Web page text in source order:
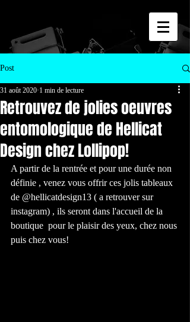
Post
Retrouvez de jolies oeuvres
entomologique de Hellicat
Design chez Lollipop!
31 août 2020 1 min de lecture
A partir de la rentrée et pour une durée non
définie , venez vous offrir ces jolis tableaux
de @hellicatdesign13 ( a retrouver sur
instagram) , ils seront dans l'accueil de la
boutique  pour le plaisir des yeux, chez nous
puis chez vous!